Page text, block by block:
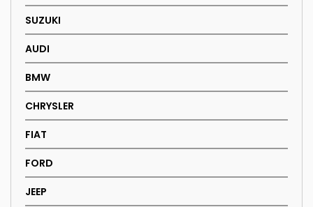
SUZUKI
AUDI
BMW
CHRYSLER
FIAT
FORD
JEEP